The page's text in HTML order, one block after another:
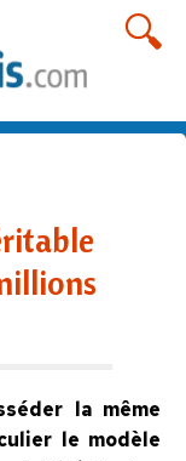
la même
le modèle